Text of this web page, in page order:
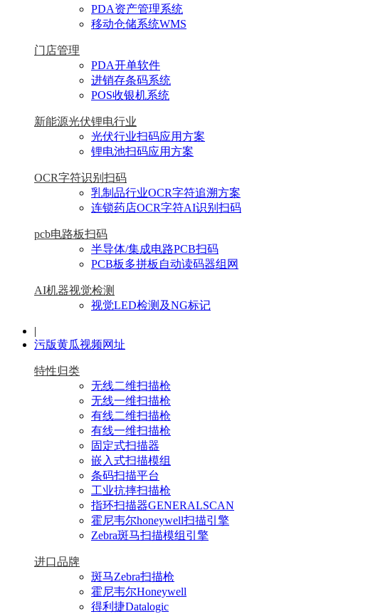
PDA资产管理系统
移动仓储系统WMS
门店管理
PDA开单软件
进销存条码系统
POS收银机系统
新能源光伏锂电行业
光伏行业扫码应用方案
锂电池扫码应用方案
OCR字符识别扫码
乳制品行业OCR字符追溯方案
连锁药店OCR字符AI识别扫码
pcb电路板扫码
半导体/集成电路PCB扫码
PCB板多拼板自动读码器组网
AI机器视觉检测
视觉LED检测及NG标记
|
污版黄瓜视频网址
特性归类
无线二维扫描枪
无线一维扫描枪
有线二维扫描枪
有线一维扫描枪
固定式扫描器
嵌入式扫描模组
条码扫描平台
工业抗摔扫描枪
指环扫描器GENERALSCAN
霍尼韦尔honeywell扫描引擎
Zebra斑马扫描模组引擎
进口品牌
斑马Zebra扫描枪
霍尼韦尔Honeywell
得利捷Datalogic